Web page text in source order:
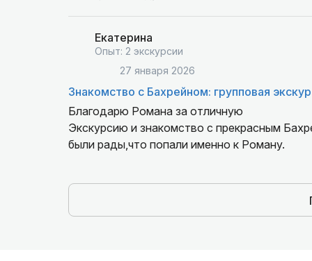
Екатерина
Опыт: 2 экскурсии
27 января 2026
Знакомство с Бахрейном: групповая
Благодарю Романа за отличную
Экскурсию и знакомство с прекрасным
были рады,что попали именно к Роману.